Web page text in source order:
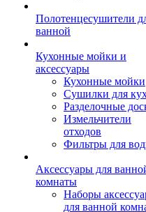
Полотенцесушители
ванной
Кухонные мойки и
аксессуары
Кухонные мойки
Сушилки для
Разделочные
Измельчители
отходов
Фильтры для
Аксессуары для
комнаты
Наборы
для ванной